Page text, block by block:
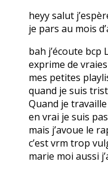
heyy salut
je pars au mois
bah j’écoute bcp
exprime de
mes petites
quand je suis
Quand je
en vrai je suis
mais j’avoue le
c’est vrm trop
marie moi aussi